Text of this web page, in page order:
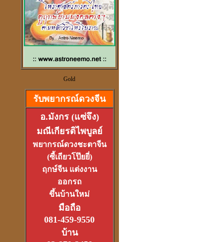
สะเดาะเคาะห์ ต่อชะตา
ดวงจีนและฮวงจุ้ย
ที่เป็นวิทยาศาสตร์
อาจารย์อ๊อดวัดสายไหม
เจ้าตำรับตระกรุดลูกปืน
(1ส.ค.2550)
หลวงหนุ่ย
ที่สุดแห่งเจ้าพิธีเทวาภิเษก
Gold
รับพยากรณ์ดวงจีน
อ.มังกร (แซ่จึง)
มณีเกียรติไพบูลย์
พยากรณ์ดวงชะตาจีน
(ซี้เถียวโป๊ยยี่)
ฤกษ์จีน แต่งงาน
ออกรถ
ขึ้นบ้านใหม่
มือถือ
081-459-9550
บ้าน